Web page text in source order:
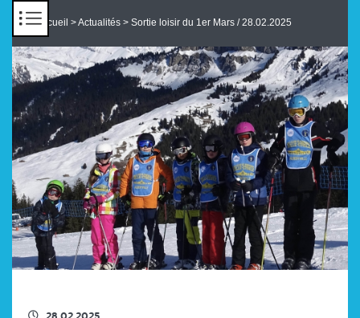
Accueil >Actualités > Sortie loisir du 1er Mars / 28.02.2025